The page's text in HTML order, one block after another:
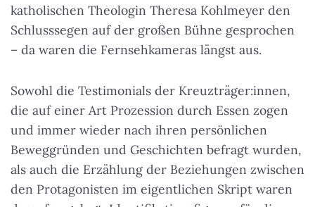
katholischen Theologin Theresa Kohlmeyer den
Schlusssegen auf der großen Bühne gesprochen
– da waren die Fernsehkameras längst aus.
Sowohl die Testimonials der Kreuzträger:innen,
die auf einer Art Prozession durch Essen zogen
und immer wieder nach ihren persönlichen
Beweggründen und Geschichten befragt wurden,
als auch die Erzählung der Beziehungen zwischen
den Protagonisten im eigentlichen Skript waren